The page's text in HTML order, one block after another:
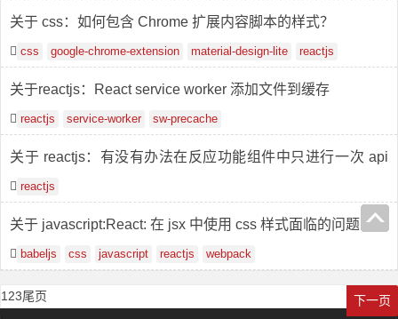
关于 css：如何包含 Chrome 扩展内容脚本的样式？
css google-chrome-extension material-design-lite reactjs
关于reactjs：React service worker 添加文件到缓存
reactjs service-worker sw-precache
关于 reactjs：有没有办法在反应功能组件中只进行一次 api
调用？
reactjs
关于 javascript:React: 在 jsx 中使用 css 样式面临的问题
babeljs css javascript reactjs webpack
1 23 下一页
尾页